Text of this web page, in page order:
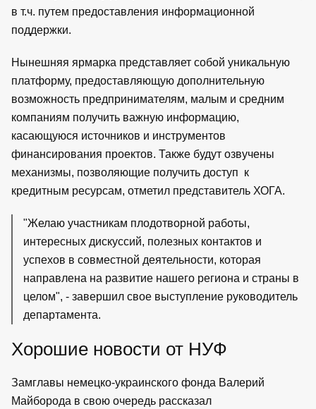
в т.ч. путем предоставления информационной
поддержки.
Нынешняя ярмарка представляет собой уникальную
платформу, предоставляющую дополнительную
возможность предпринимателям, малым и средним
компаниям получить важную информацию,
касающуюся источников и инструментов
финансирования проектов. Также будут озвучены
механизмы, позволяющие получить доступ к
кредитным ресурсам, отметил представитель ХОГА.
"Желаю участникам плодотворной работы,
интересных дискуссий, полезных контактов и
успехов в совместной деятельности, которая
направлена на развитие нашего региона и страны в
целом", - завершил свое выступление руководитель
департамента.
Хорошие новости от НУФ
Замглавы немецко-украинского фонда Валерий
Майборода в свою очередь рассказал